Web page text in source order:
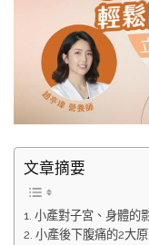
文章摘要
小產對子宮、身體的
小產後下腹痛的2大